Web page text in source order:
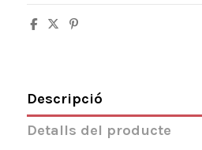
Descripció
Detalls del producte